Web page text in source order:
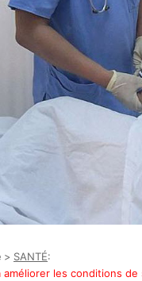
> SANTÉ:
améliorer les conditions